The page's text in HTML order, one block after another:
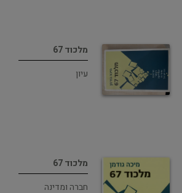
מלכוד 67
עיון
מלכוד 67
חברה ומדינה